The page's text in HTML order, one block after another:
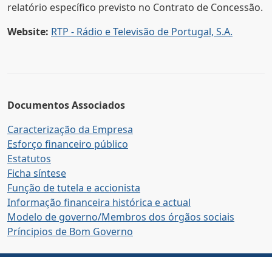
relatório específico previsto no Contrato de Concessão.
Website: RTP - Rádio e Televisão de Portugal, S.A.
Documentos Associados
Caracterização da Empresa
Esforço financeiro público
Estatutos
Ficha síntese
Função de tutela e accionista
Informação financeira histórica e actual
Modelo de governo/Membros dos órgãos sociais
Príncipios de Bom Governo